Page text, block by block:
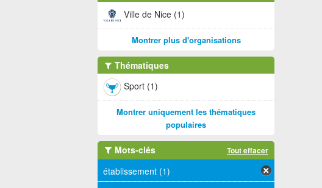
Ville de Nice (1)
Montrer plus d'organisations
Thématiques
Sport (1)
Montrer uniquement les thématiques
populaires
Mots-clés Tout effacer
établissement (1)